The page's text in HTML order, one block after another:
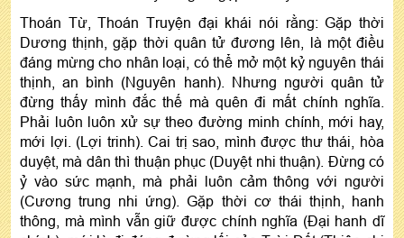
Thoán Từ, Thoán Truyện đại khái nói rằng: Gặp thời
Dương thịnh, gặp thời quân tử đương lên, là một điều
đáng mừng cho nhân loại, có thể mở một kỷ nguyên thái
thịnh, an bình (Nguyên hanh). Nhưng người quân tử
đừng thấy mình đắc thế mà quên đi mất chính nghĩa.
Phải luôn luôn xử sự theo đường minh chính, mới hay,
mới lợi. (Lợi trinh). Cai trị sao, mình được thư thái, hòa
duyệt, mà dân thì thuận phục (Duyệt nhi thuận). Đừng có
ỷ vào sức mạnh, mà phải luôn cảm thông với người
(Cương trung nhi ứng). Gặp thời cơ thái thịnh, hanh
thông, mà mình vẫn giữ được chính nghĩa (Đại hanh dĩ